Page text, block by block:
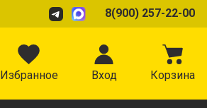
8(900) 257-22-00
Избранное Вход Корзина